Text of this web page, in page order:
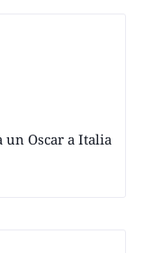
un Oscar a Italia